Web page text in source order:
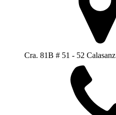
Cra. 81B # 51 - 52 Calasanz